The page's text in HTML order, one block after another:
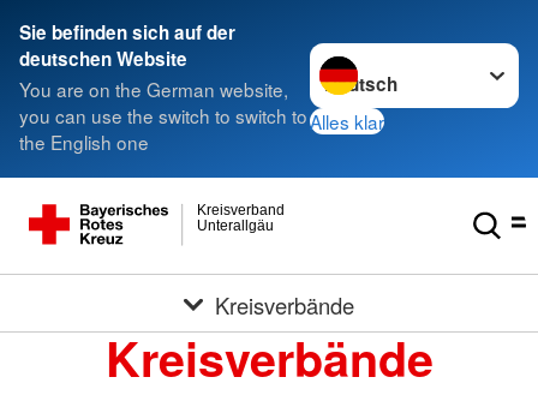
Sie befinden sich auf der
deutschen Website
You are on the German website,
you can use the switch to switch to
the English one
Sprache wechseln zu
Alles klar
Unterallgäu
Kreisverband
Kreisverbände
Kreisverbände